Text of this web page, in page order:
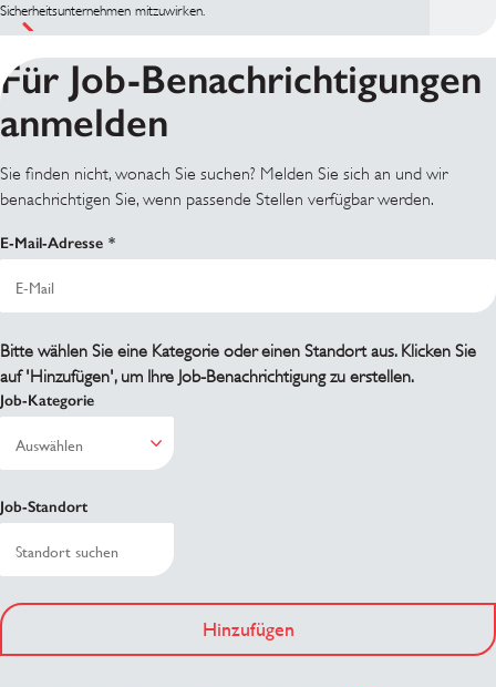
Sicherheitsunternehmen mitzuwirken.
Für Job-Benachrichtigungen
anmelden
Sie finden nicht, wonach Sie suchen? Melden Sie sich an und wir
benachrichtigen Sie, wenn passende Stellen verfügbar werden.
E-Mail-Adresse
Bitte wählen Sie eine Kategorie oder einen Standort aus. Klicken Sie
auf 'Hinzufügen', um Ihre Job-Benachrichtigung zu erstellen.
Job-Kategorie
Job-Standort
Hinzufügen